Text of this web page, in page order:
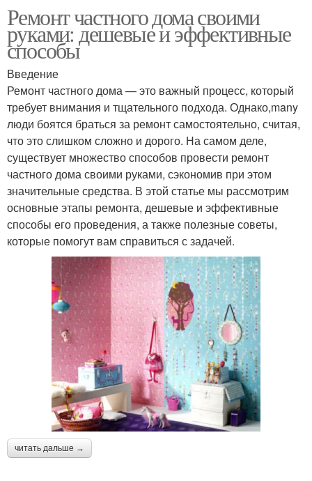
Ремонт частного дома своими
руками: дешевые и эффективные
способы
Введение
Ремонт частного дома — это важный процесс, который
требует внимания и тщательного подхода. Однако,many
люди боятся браться за ремонт самостоятельно, считая,
что это слишком сложно и дорого. На самом деле,
существует множество способов провести ремонт
частного дома своими руками, сэкономив при этом
значительные средства. В этой статье мы рассмотрим
основные этапы ремонта, дешевые и эффективные
способы его проведения, а также полезные советы,
которые помогут вам справиться с задачей.
читать дальше →